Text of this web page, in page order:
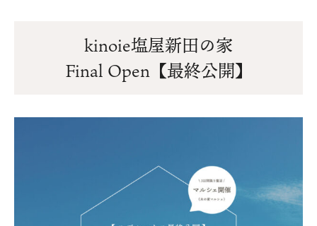
ISSH糸魚川住宅認定基準kinoie塩屋新田の家
Final Open【最終公開】